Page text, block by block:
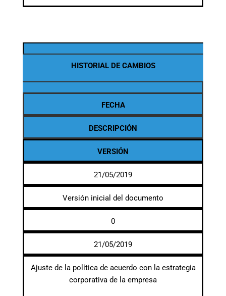
HISTORIAL DE CAMBIOS
FECHA
DESCRIPCIÓN
VERSIÓN
21/05/2019
Versión inicial del documento
0
21/05/2019
Ajuste de la política de acuerdo con la estrategia
corporativa de la empresa